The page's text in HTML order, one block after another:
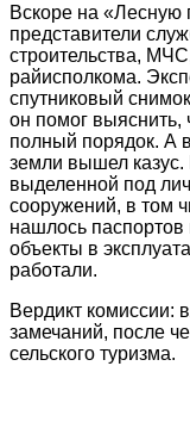
Вскоре на
представители
строительства,
райисполкома.
спутниковый
он помог выяснить,
полный порядок. А
земли вышел казус.
выделенной под
сооружений, в том
нашлось паспортов
объекты в
работали.
Вердикт комиссии:
замечаний, после
сельского туризма.